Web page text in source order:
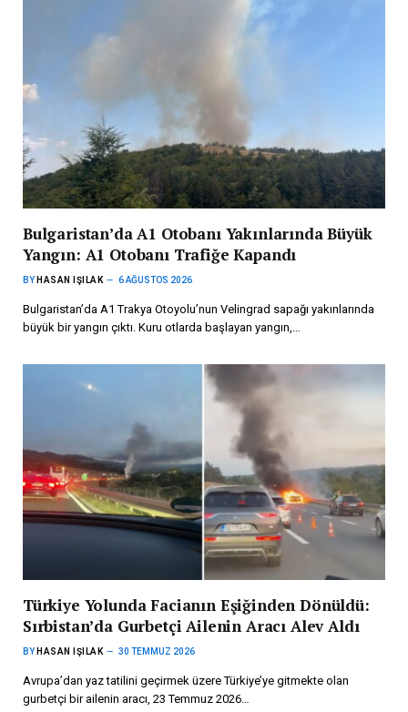
Bulgaristan’da A1 Otobanı Yakınlarında Büyük
Yangın: A1 Otobanı Trafiğe Kapandı
BY HASAN IŞILAK 6 AĞUSTOS 2026
Bulgaristan’da A1 Trakya Otoyolu’nun Velingrad sapağı yakınlarında
büyük bir yangın çıktı. Kuru otlarda başlayan yangın,…
Türkiye Yolunda Facianın Eşiğinden Dönüldü:
Sırbistan’da Gurbetçi Ailenin Aracı Alev Aldı
BY HASAN IŞILAK 30 TEMMUZ 2026
Avrupa’dan yaz tatilini geçirmek üzere Türkiye’ye gitmekte olan
gurbetçi bir ailenin aracı, 23 Temmuz 2026…